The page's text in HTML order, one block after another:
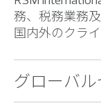
務、税務業務
国内外のクラ
グローバ